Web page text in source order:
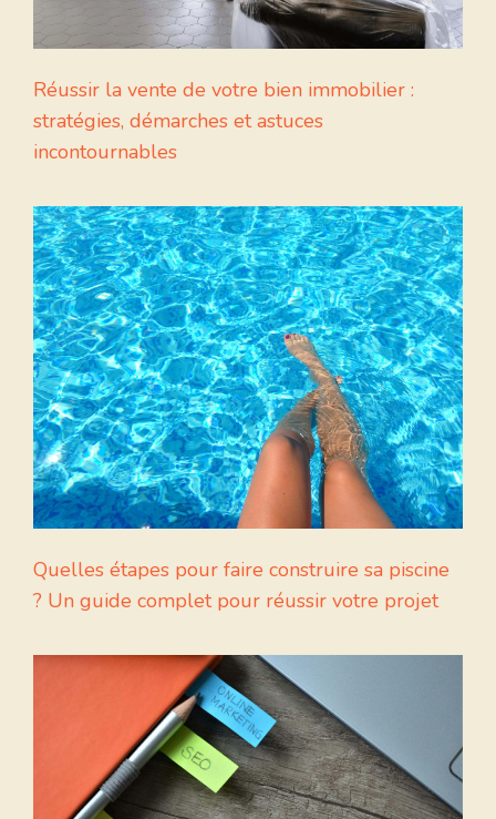
Réussir la vente de votre bien immobilier :
stratégies, démarches et astuces
incontournables
Quelles étapes pour faire construire sa piscine
? Un guide complet pour réussir votre projet